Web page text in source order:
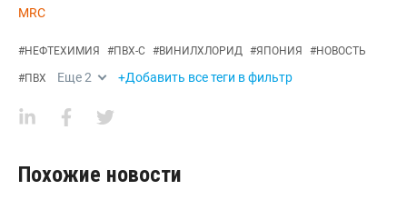
MRC
#НЕФТЕХИМИЯ #ПВХ-С #ВИНИЛХЛОРИД #ЯПОНИЯ #НОВОСТЬ
#ПВХ Еще2 +Добавить все теги в фильтр
Похожие новости